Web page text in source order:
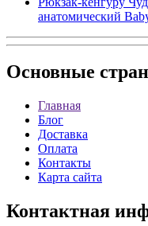
анатомический
Основные
Главная
Блог
Доставка
Оплата
Контакты
Карта сайта
Контактная